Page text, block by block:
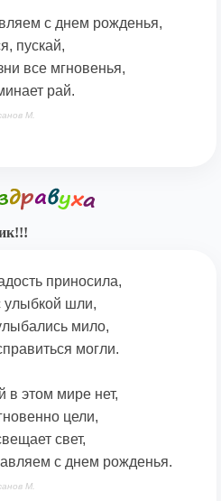
с днем рожденья,
пускай,
все мгновенья,
рай.
М.
приносила,
улыбкой шли,
мило,
могли.
в этом мире нет,
цели,
свет,
с днем рожденья.
М.